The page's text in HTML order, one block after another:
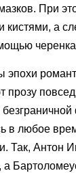
При
кистями, а
черенка
эпохи
прозу
в любое
Так, Антон